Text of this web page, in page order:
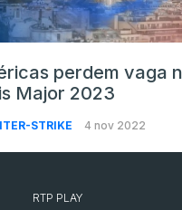
perdem vaga
Major 2023
STRIKE 4 nov 2022
RTP PLAY